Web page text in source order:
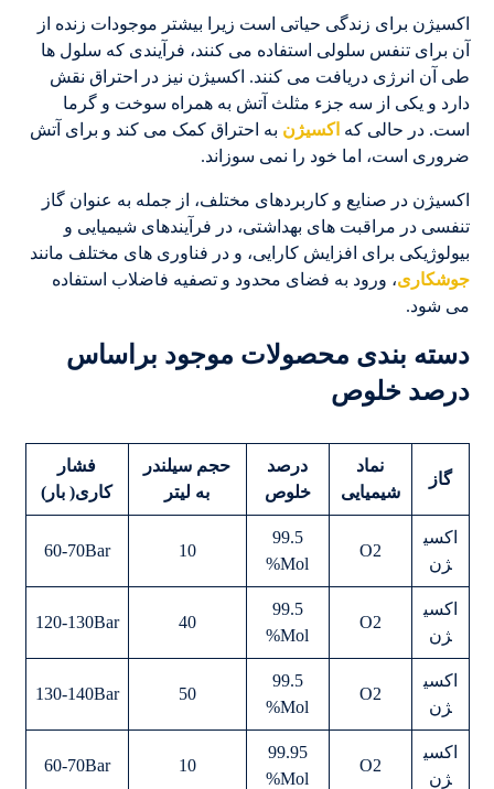
اکسیژن برای زندگی حیاتی است زیرا بیشتر موجودات زنده از
آن برای تنفس سلولی استفاده می کنند، فرآیندی که سلول ها
طی آن انرژی دریافت می کنند. اکسیژن نیز در احتراق نقش
دارد و یکی از سه جزء مثلث آتش به همراه سوخت و گرما
است. در حالی که اکسیژن به احتراق کمک می کند و برای آتش
ضروری است، اما خود را نمی سوزاند.
اکسیژن در صنایع و کاربردهای مختلف، از جمله به عنوان گاز
تنفسی در مراقبت های بهداشتی، در فرآیندهای شیمیایی و
بیولوژیکی برای افزایش کارایی، و در فناوری های مختلف مانند
جوشکاری، ورود به فضای محدود و تصفیه فاضلاب استفاده
می شود.
دسته بندی محصولات موجود براساس
درصد خلوص
گاز
نماد
شیمیایی
درصد
خلوص
حجم سیلندر
به لیتر
فشار
کاری( بار)
اکسی
ژن
O2
99.5
Mol%
10
60-70Bar
اکسی
ژن
O2
99.5
Mol%
40
120-130Bar
اکسی
ژن
O2
99.5
Mol%
50
130-140Bar
اکسی
ژن
O2
99.95
Mol%
10
60-70Bar